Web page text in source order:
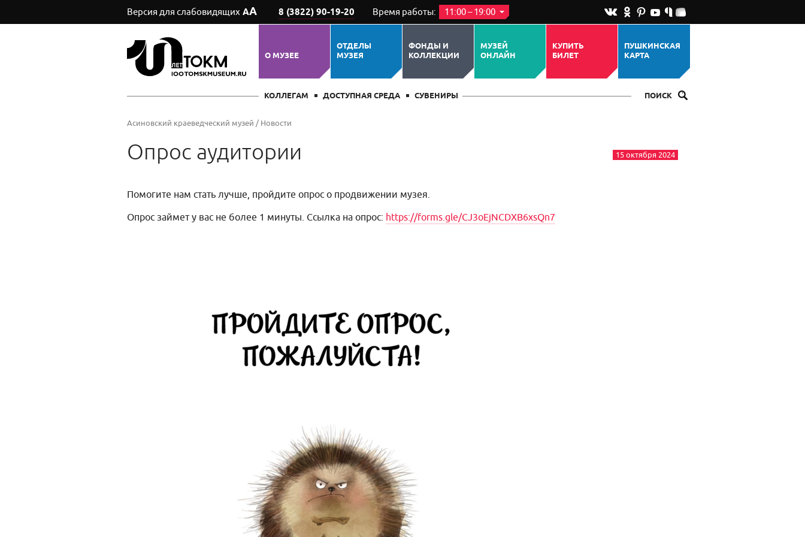
Версия для слабовидящих АА 8 (3822) 90-19-20 Время работы: 11:00 – 19:00
О МУЗЕЕ
ОТДЕЛЫ
МУЗЕЯ
ФОНДЫ И
КОЛЛЕКЦИИ
МУЗЕЙ
ОНЛАЙН
КУПИТЬ
БИЛЕТ
ПУШКИНСКАЯ
КАРТА
КОЛЛЕГАМ ДОСТУПНАЯ СРЕДА СУВЕНИРЫ ПОИСК
Асиновский краеведческий музей / Новости
15 октября 2024
Опрос аудитории
Помогите нам стать лучше, пройдите опрос о продвижении музея.
Опрос займет у вас не более 1 минуты. Ссылка на опрос: https://forms.gle/CJ3oEjNCDXB6xsQn7